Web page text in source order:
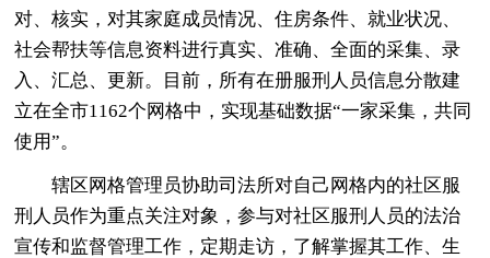
对、核实，对其家庭成员情况、住房条件、就业状况、
社会帮扶等信息资料进行真实、准确、全面的采集、录
入、汇总、更新。目前，所有在册服刑人员信息分散建
立在全市1162个网格中，实现基础数据“一家采集，共同
使用”。
辖区网格管理员协助司法所对自己网格内的社区服
刑人员作为重点关注对象，参与对社区服刑人员的法治
宣传和监督管理工作，定期走访，了解掌握其工作、生